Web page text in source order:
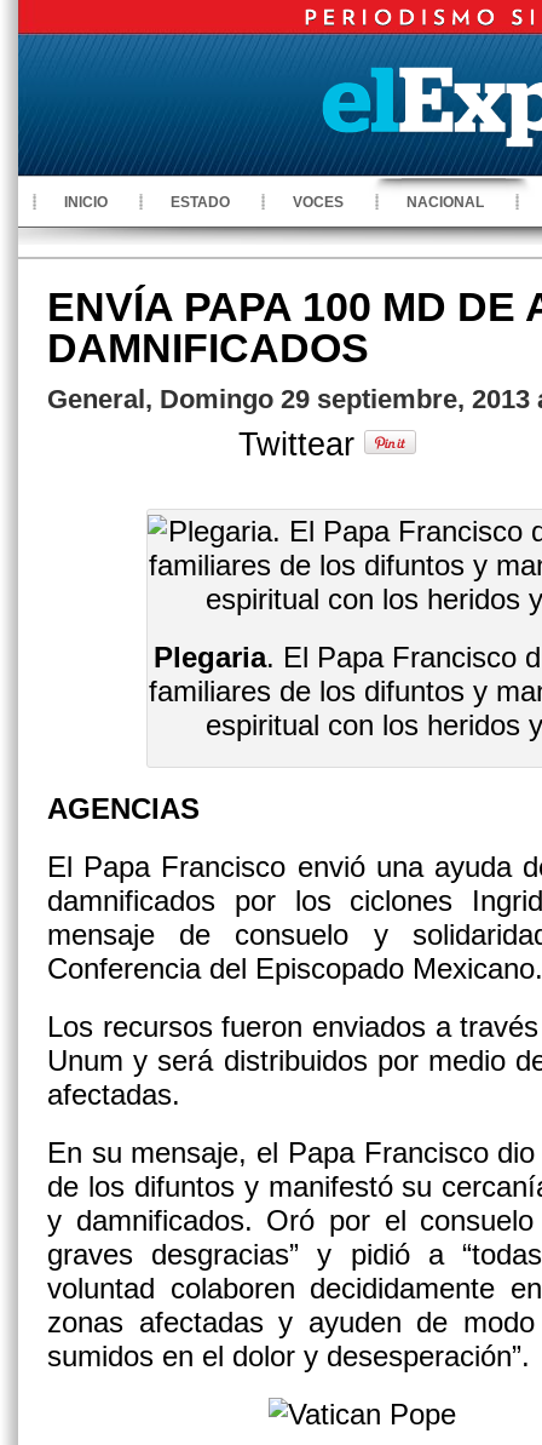
INICIO ESTADO VOCES NACIONAL
ENVÍA PAPA 100 MD DE
DAMNIFICADOS
General, Domingo 29 septiembre, 2013
Twittear
Plegaria. El Papa Francisco
familiares de los difuntos y
espiritual con los heridos
AGENCIAS
El Papa Francisco envió una ayuda
damnificados por los ciclones
mensaje de consuelo y
Conferencia del Episcopado Mexicano.
Los recursos fueron enviados a
Unum y será distribuidos por medio
afectadas.
En su mensaje, el Papa Francisco
de los difuntos y manifestó su
y damnificados. Oró por el
graves desgracias” y pidió a
voluntad colaboren decididamente
zonas afectadas y ayuden de
sumidos en el dolor y desesperación”.